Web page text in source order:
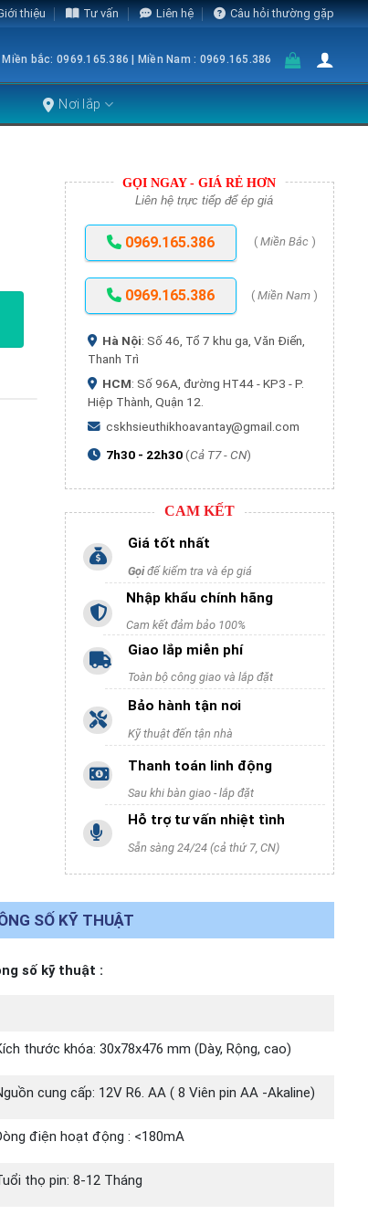
thiệu Tư vấn Liên hệ Câu hỏi thường gặp
Miền bắc: 0969.165.386 | Miền Nam : 0969.165.386
Nơi lắp
GỌI NGAY - GIÁ RẺ HƠN
Liên hệ trực tiếp để ép giá
0969.165.386 ( Miền Bắc )
0969.165.386 (Miền Nam )
Hà Nội: Số 46, Tổ 7 khu ga, Văn Điển,
Thanh Trì
HCM: Số 96A, đường HT44 - KP3 - P.
Hiệp Thành, Quận 12.
cskhsieuthikhoavantay@gmail.com
7h30 - 22h30(Cả T7 - CN)
CAM KẾT
Giá tốt nhất
Gọiđể kiểm tra và ép giá
Nhập khẩu chính hãng
Cam kết đảm bảo 100%
Giao lắp miễn phí
Toàn bộ công giao và lắp đặt
Bảo hành tận nơi
Kỹ thuật đến tận nhà
Thanh toán linh động
Sau khi bàn giao - lắp đặt
Hỗ trợ tư vấn nhiệt tình
Sẵn sàng 24/24 (cả thứ 7, CN)
SỐ KỸ THUẬT
số kỹ thuật :
thước khóa: 30x78x476 mm (Dày, Rộng, cao)
cung cấp: 12V R6. AA ( 8 Viên pin AA -Akaline)
điện hoạt động : <180mA
thọ pin: 8-12 Tháng